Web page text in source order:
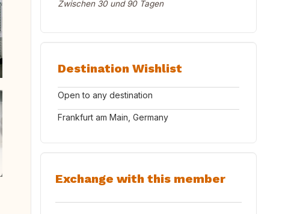
Zwischen 30 und 90 Tagen
Destination Wishlist
Open to any destination
Frankfurt am Main, Germany
Exchange with this member